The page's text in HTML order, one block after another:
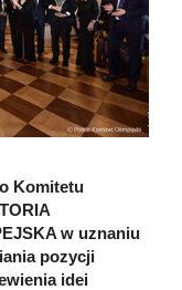
Komitetu
w uznaniu
pozycji
idei